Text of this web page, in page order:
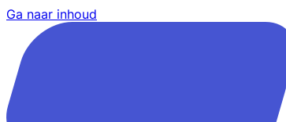
Ga naar inhoud